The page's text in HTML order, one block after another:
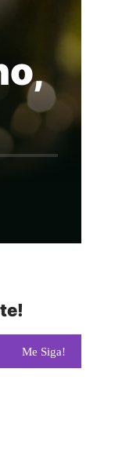
Me Siga!